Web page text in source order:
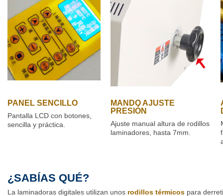
PANEL SENCILLO
Pantalla LCD con botones,
sencilla y práctica.
MANDO AJUSTE
PRESIÓN
Ajuste manual altura de rodillos
laminadores, hasta 7mm.
¿SABÍAS QUÉ?
La laminadoras digitales utilizan unos rodillos térmicos para